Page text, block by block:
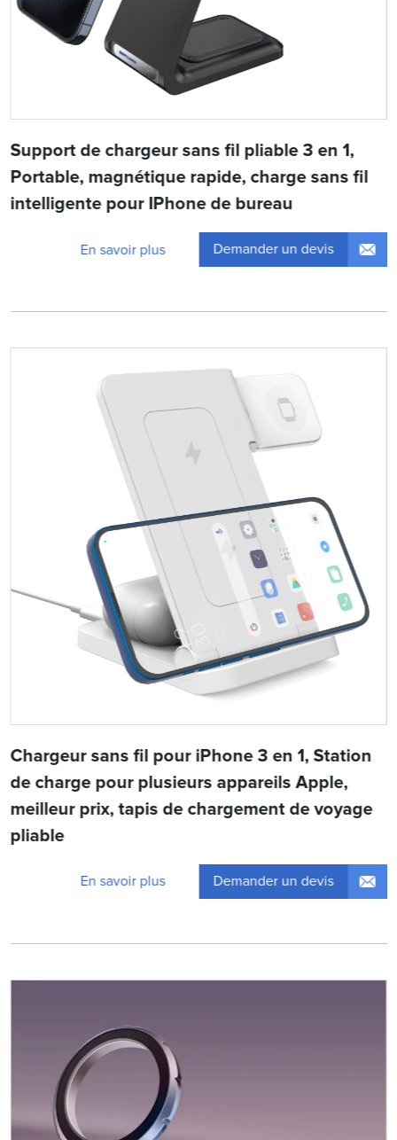
Support de chargeur sans fil pliable 3 en 1,
Portable, magnétique rapide, charge sans fil
intelligente pour IPhone de bureau
En savoir plus Demander un devis
Chargeur sans fil pour iPhone 3 en 1, Station
de charge pour plusieurs appareils Apple,
meilleur prix, tapis de chargement de voyage
pliable
En savoir plus Demander un devis